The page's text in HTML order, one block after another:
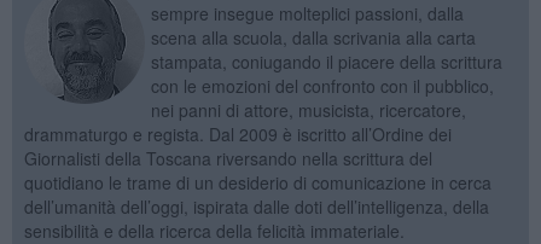
sempre insegue molteplici passioni, dalla
scena alla scuola, dalla scrivania alla carta
stampata, coniugando il piacere della scrittura
con le emozioni del confronto con il pubblico,
nei panni di attore, musicista, ricercatore,
drammaturgo e regista. Dal 2009 è iscritto all’Ordine dei
Giornalisti della Toscana riversando nella scrittura del
quotidiano le trame di un desiderio di comunicazione in cerca
dell’umanità dell’oggi, ispirata dalle doti dell’intelligenza, della
sensibilità e della ricerca della felicità immateriale.